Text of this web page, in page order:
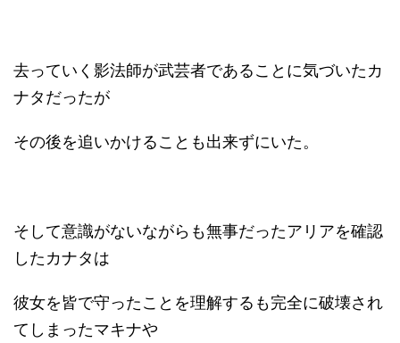
去っていく影法師が武芸者であることに気づいたカ
ナタだったが
その後を追いかけることも出来ずにいた。
そして意識がないながらも無事だったアリアを確認
したカナタは
彼女を皆で守ったことを理解するも完全に破壊され
てしまったマキナや